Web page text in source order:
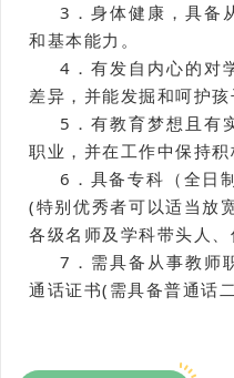
3．身体健康，具备
和基本能力。
4．有发自内心的对
差异，并能发掘和呵护孩
5．有教育梦想且有
职业，并在工作中保持积
6．具备专科（全日
(特别优秀者可以适当放
各级名师及学科带头人、
7．需具备从事教师
通话证书(需具备普通话